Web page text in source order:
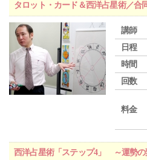
タロット・カード＆西洋占星術／
講師
日程
時間
回数
料金
西洋占星術「ステップ4」 ～運勢